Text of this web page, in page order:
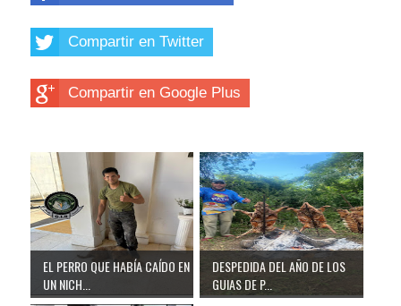
Compartir en Twitter
Compartir en Google Plus
EL PERRO QUE HABÍA CAÍDO EN
UN NICH...
DESPEDIDA DEL AÑO DE LOS
GUIAS DE P...